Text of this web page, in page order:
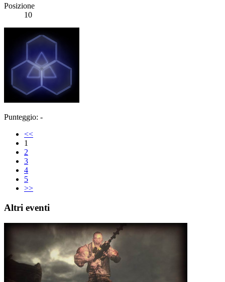
Posizione
10
Punteggio: -
<<
1
2
3
4
5
>>
Altri eventi